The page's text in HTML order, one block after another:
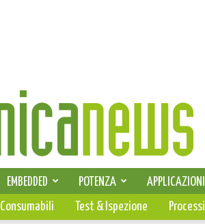
SELEZIONE DI ELETTRONICA
EMBEDDED POTENZA APPLICAZIONI
PCB
Consumabili Test & Ispezione